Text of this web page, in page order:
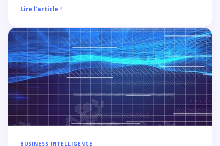
Lire l'article
BUSINESS INTELLIGENCE